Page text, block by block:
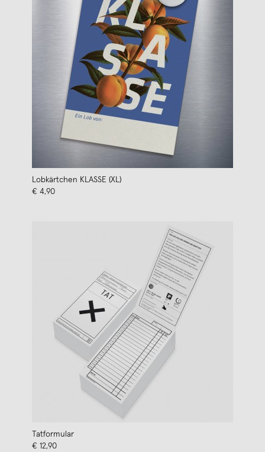
Lobkärtchen KLASSE (XL)
€ 4,90
Tatformular
€ 12,90